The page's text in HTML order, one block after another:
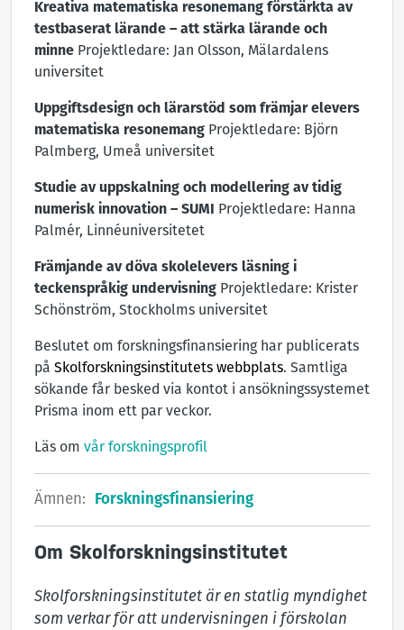
Kreativa matematiska resonemang förstärkta av
testbaserat lärande – att stärka lärande och
minne Projektledare: Jan Olsson, Mälardalens
universitet
Uppgiftsdesign och lärarstöd som främjar elevers
matematiska resonemang Projektledare: Björn
Palmberg, Umeå universitet
Studie av uppskalning och modellering av tidig
numerisk innovation – SUMI
Projektledare: Hanna
Palmér, Linnéuniversitetet
Främjande av döva skolelevers läsning i
teckenspråkig undervisning Projektledare: Krister
Schönström, Stockholms universitet
Beslutet om forskningsfinansiering har publicerats
på Skolforskningsinstitutets webbplats. Samtliga
sökande får besked via kontot i ansökningssystemet
Prisma inom ett par veckor.
Läs om vår forskningsprofil
Ämnen: Forskningsfinansiering
Om Skolforskningsinstitutet
Skolforskningsinstitutet är en statlig myndighet
som verkar för att undervisningen i förskolan